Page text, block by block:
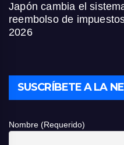
Japón cambia el
reembolso de
2026
SUSCRÍBETE A LA
Nombre (Requerido)